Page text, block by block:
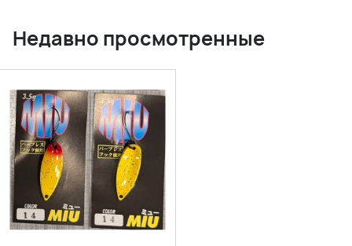
Недавно просмотренные